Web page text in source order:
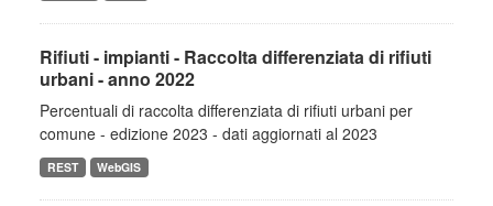
Rifiuti - impianti - Raccolta differenziata di rifiuti
urbani - anno 2022
Percentuali di raccolta differenziata di rifiuti urbani per
comune - edizione 2023 - dati aggiornati al 2023
REST WebGIS